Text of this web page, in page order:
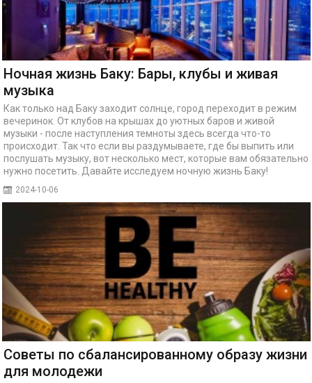
Ночная жизнь Баку: Бары, клубы и живая
музыка
Как только над Баку заходит солнце, город переходит в режим
вечеринок. От клубов на крышах до уютных баров и живой
музыки - после наступления темноты здесь всегда что-то
происходит. Так что если вы раздумываете, где бы выпить или
послушать музыку, вот несколько мест, которые вам обязательно
нужно посетить. Давайте исследуем ночную жизнь Баку!
2024-10-06
Советы по сбалансированному образу жизни
для молодежи